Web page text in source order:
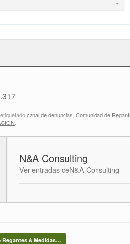
canal de denuncias Comunidad de
N&A Consulting
Ver entradas deN&A Consulting
Regantes & Medidas…